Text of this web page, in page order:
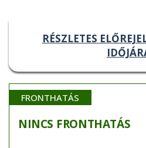
RÉSZLETES
FRONTHATÁS
NINCS FRONTHATÁS